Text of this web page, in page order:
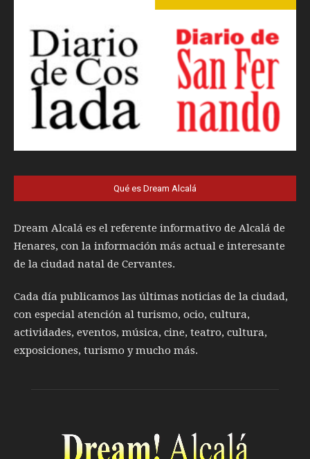
Qué es Dream Alcalá
Dream Alcalá es el referente informativo de Alcalá de
Henares, con la información más actual e interesante
de la ciudad natal de Cervantes.
Cada día publicamos las últimas noticias de la ciudad,
con especial atención al turismo, ocio, cultura,
actividades, eventos, música, cine, teatro, cultura,
exposiciones, turismo y mucho más.